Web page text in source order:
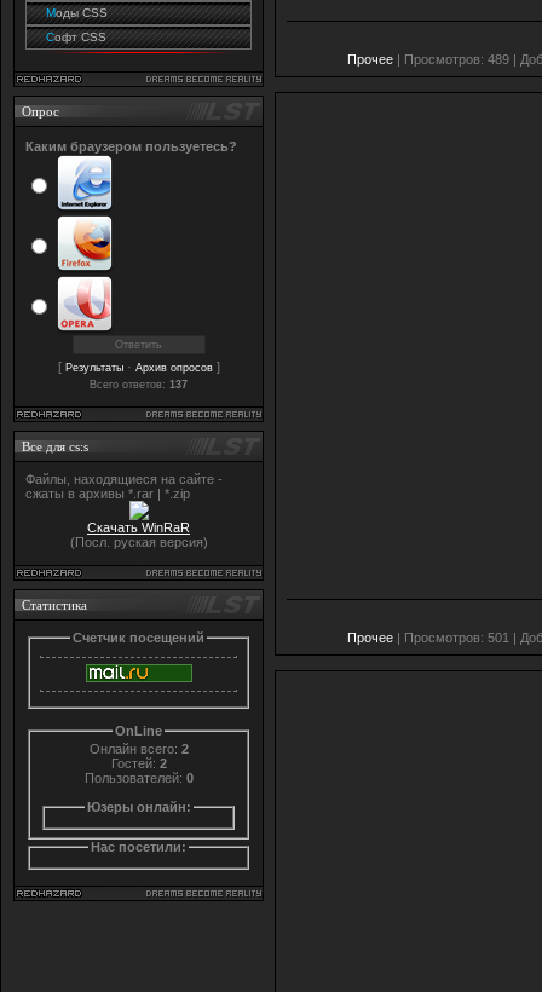
Моды CSS
Софт CSS
Опрос
Каким браузером пользуетесь?
[ Результаты· Архив опросов]
Всего ответов: 137
Все для cs:s
Файлы, находящиеся на сайте -
сжаты в архивы *.rar | *.zip
Скачать WinRaR
(Посл. руская версия)
Статистика
Счетчик посещений
OnLine
Онлайн всего: 2
Гостей: 2
Пользователей: 0
Юзеры онлайн:
Нас посетили:
Прочее | Просмотров: 489 |
Прочее | Просмотров: 501 |